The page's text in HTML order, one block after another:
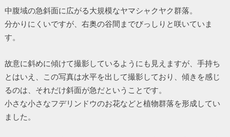
中腹域の急斜面に広がる大規模なヤマシャクヤク群落。
分かりにくいですが、右奥の谷間までびっしりと咲いていま
す。
故意に斜めに傾けて撮影しているようにも見えますが、手持ち
とはいえ、この写真は水平を出して撮影しており、傾きを感じ
るのは、それだけ斜面が急だということです。
小さな小さなフデリンドウのお花などと植物群落を形成してい
ました。